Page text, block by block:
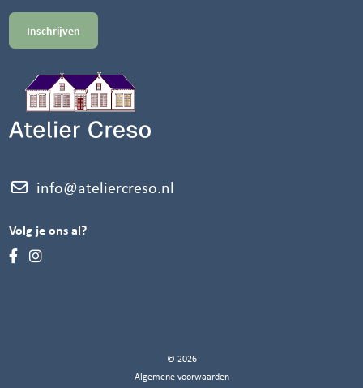
info@ateliercreso.nl
Volg je ons al?
© 2026
Algemene voorwaarden